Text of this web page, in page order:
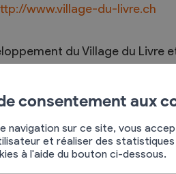
www.village-du-livre.ch
du Village du Livre
année plusieurs
ou d’artisans des métiers du
liées aux livres, en
consentement aux
navigation sur ce site, vous
et réaliser des statistiques
à l'aide du bouton ci-dessous.